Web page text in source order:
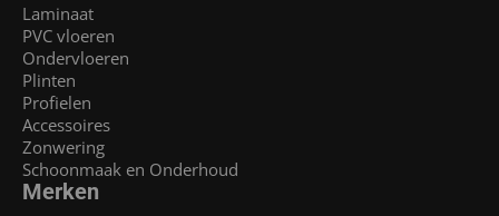
Laminaat
PVC vloeren
Ondervloeren
Plinten
Profielen
Accessoires
Zonwering
Schoonmaak en Onderhoud
Merken